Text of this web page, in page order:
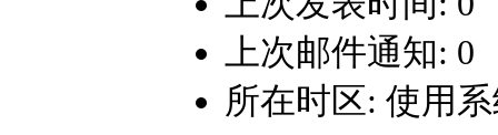
上次邮件通知: 0
所在时区: 使用